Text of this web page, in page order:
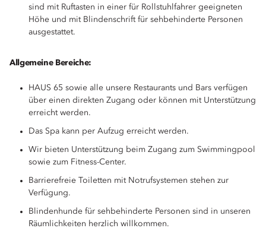
sind mit Ruftasten in einer für Rollstuhlfahrer geeigneten
Höhe und mit Blindenschrift für sehbehinderte Personen
ausgestattet.
Allgemeine Bereiche:
HAUS 65 sowie alle unsere Restaurants und Bars verfügen
über einen direkten Zugang oder können mit Unterstützung
erreicht werden.
Das Spa kann per Aufzug erreicht werden.
Wir bieten Unterstützung beim Zugang zum Swimmingpool
sowie zum Fitness-Center.
Barrierefreie Toiletten mit Notrufsystemen stehen zur
Verfügung.
Blindenhunde für sehbehinderte Personen sind in unseren
Räumlichkeiten herzlich willkommen.